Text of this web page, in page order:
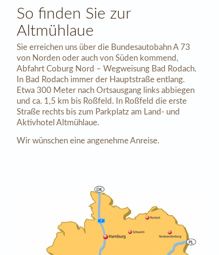
So finden Sie zur
Altmühlaue
Sie erreichen uns über die Bundesautobahn A 73
von Norden oder auch von Süden kommend,
Abfahrt Coburg Nord – Wegweisung Bad Rodach.
In Bad Rodach immer der Hauptstraße entlang.
Etwa 300 Meter nach Ortsausgang links abbiegen
und ca. 1,5 km bis Roßfeld. In Roßfeld die erste
Straße rechts bis zum Parkplatz am Land- und
Aktivhotel Altmühlaue.
Wir wünschen eine angenehme Anreise.